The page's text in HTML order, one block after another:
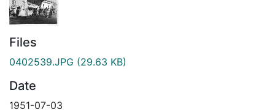
Files
0402539.JPG (29.63 KB)
Date
1951-07-03